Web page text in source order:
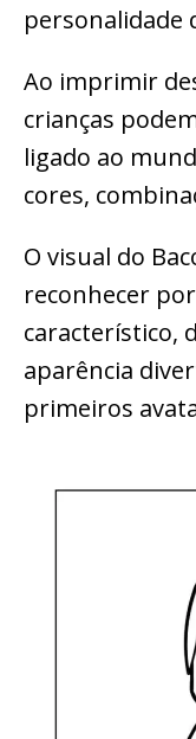
personalidade
Ao imprimir
crianças
ligado ao
cores,
O visual do
reconhecer
característico,
aparência
primeiros